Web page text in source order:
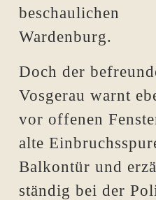
beschaulichen
Wardenburg.
Doch der
Vosgerau warnt
vor offenen
alte
Balkontür und
ständig bei der